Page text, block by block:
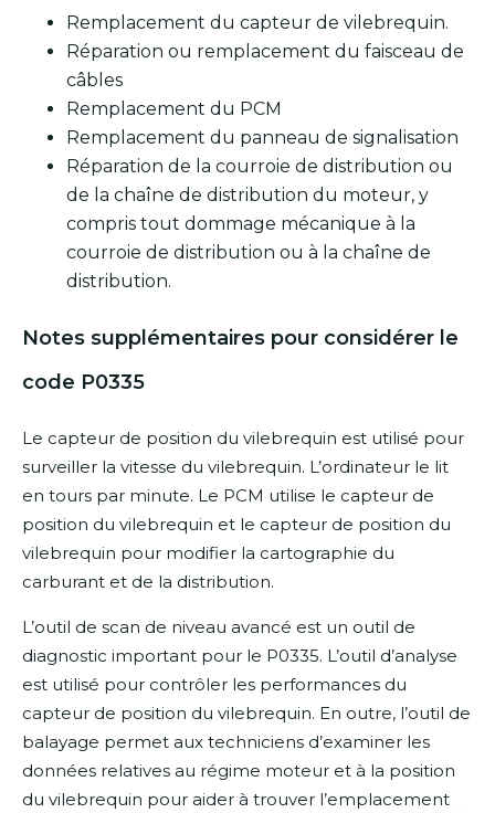
Remplacement du capteur de vilebrequin.
Réparation ou remplacement du faisceau de
câbles
Remplacement du PCM
Remplacement du panneau de signalisation
Réparation de la courroie de distribution ou
de la chaîne de distribution du moteur, y
compris tout dommage mécanique à la
courroie de distribution ou à la chaîne de
distribution.
Notes supplémentaires pour considérer le
code P0335
Le capteur de position du vilebrequin est utilisé pour
surveiller la vitesse du vilebrequin. L’ordinateur le lit
en tours par minute. Le PCM utilise le capteur de
position du vilebrequin et le capteur de position du
vilebrequin pour modifier la cartographie du
carburant et de la distribution.
L’outil de scan de niveau avancé est un outil de
diagnostic important pour le P0335. L’outil d’analyse
est utilisé pour contrôler les performances du
capteur de position du vilebrequin. En outre, l’outil de
balayage permet aux techniciens d’examiner les
données relatives au régime moteur et à la position
du vilebrequin pour aider à trouver l’emplacement